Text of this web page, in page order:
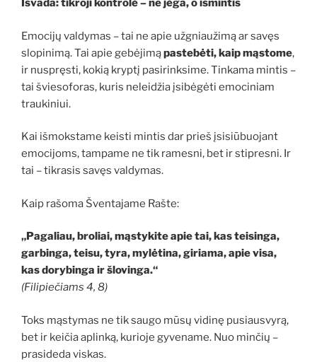
Išvada: tikroji kontrolė – ne jėga, o išmintis
Emocijų valdymas – tai ne apie užgniaužimą ar savęs
slopinimą. Tai apie gebėjimąpastebėti, kaip mąstome,
ir nuspręsti, kokią kryptį pasirinksime. Tinkama mintis –
tai šviesoforas, kuris neleidžia įsibėgėti emociniam
traukiniui.
Kai išmokstame keisti mintis dar prieš įsisiūbuojant
emocijoms, tampame ne tik ramesni, bet ir stipresni. Ir
tai – tikrasis savęs valdymas.
Kaip rašoma Šventajame Rašte:
„Pagaliau, broliai, mąstykite apie tai, kas teisinga,
garbinga, teisu, tyra, mylėtina, giriama, apie visa,
kas dorybinga ir šlovinga.“
(Filipiečiams 4, 8)
Toks mąstymas ne tik saugo mūsų vidinę pusiausvyrą,
bet ir keičia aplinką, kurioje gyvename. Nuo minčių –
prasideda viskas.